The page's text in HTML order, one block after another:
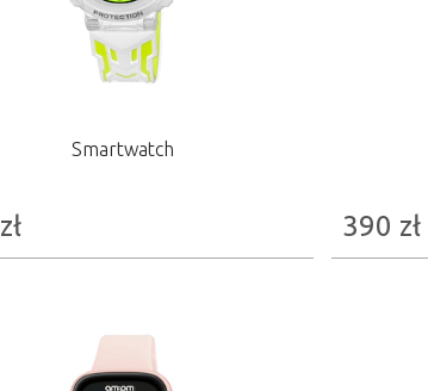
Smartwatch
zł 390 zł